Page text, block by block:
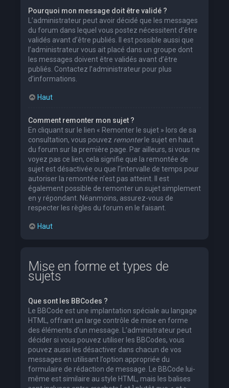
Pourquoi mon message doit être validé ?
L’administrateur peut avoir décidé que les messages
du forum dans lequel vous postez nécessitent d’être
validés avant d’être publiés. Il est possible aussi que
l’administrateur vous ait placé dans un groupe dont
les messages doivent être validés avant d’être
publiés. Contactez l’administrateur pour plus
d’informations.
Haut
Comment remonter mon sujet ?
En cliquant sur le lien « Remonter le sujet » lors de sa
consultation, vous pouvez remonterle sujet en haut
du forum sur la première page. Par ailleurs, si vous ne
voyez pas ce lien, cela signifie que la remontée de
sujet est désactivée ou que l’intervalle de temps pour
autoriser la remontée n’est pas atteint. Il est
également possible de remonter un sujet simplement
en y répondant. Néanmoins, assurez-vous de
respecter les règles du forum en le faisant.
Haut
Mise en forme et types de
sujets
Que sont les BBCodes ?
Le BBCode est une implantation spéciale au langage
HTML, offrant un large contrôle de mise en forme
des éléments d’un message. L’administrateur peut
décider si vous pouvez utiliser les BBCodes, vous
pouvez aussi les désactiver dans chacun de vos
messages en utilisant l’option appropriée du
formulaire de rédaction de message. Le BBCode lui-
même est similaire au style HTML, mais les balises